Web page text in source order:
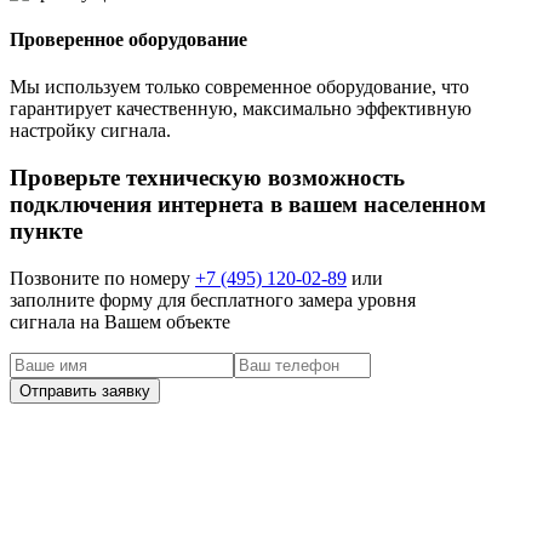
Проверенное оборудование
Мы используем только современное оборудование, что
гарантирует качественную, максимально эффективную
настройку сигнала.
Проверьте техническую возможность
подключения интернета в вашем населенном
пункте
Позвоните по номеру +7 (495) 120-02-89 или
заполните форму для бесплатного замера уровня
сигнала на Вашем объекте